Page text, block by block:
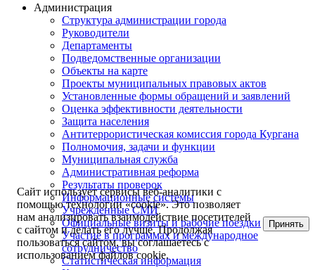
Администрация
Структура администрации города
Руководители
Департаменты
Подведомственные организации
Объекты на карте
Проекты муниципальных правовых актов
Установленные формы обращений и заявлений
Оценка эффективности деятельности
Защита населения
Антитеррористическая комиссия города Кургана
Полномочия, задачи и функции
Муниципальная служба
Административная реформа
Результаты проверок
Информационные системы
Учрежденные СМИ
Официальные визиты и рабочие поездки
Участие в программах и международное
сотрудничество
Статистическая информация
Сайт использует сервисы веб-аналитики с
помощью технологии «cookie». Это позволяет
нам анализировать взаимодействие посетителей
с сайтом и делать его лучше. Продолжая
пользоваться сайтом, вы соглашаетесь с
использованием файлов cookie.
Принять